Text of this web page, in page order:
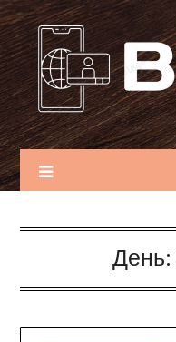
Перейти
к
содержимому
День: